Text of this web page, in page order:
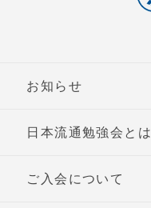
お知らせ
日本流通勉強会とは
ご入会について